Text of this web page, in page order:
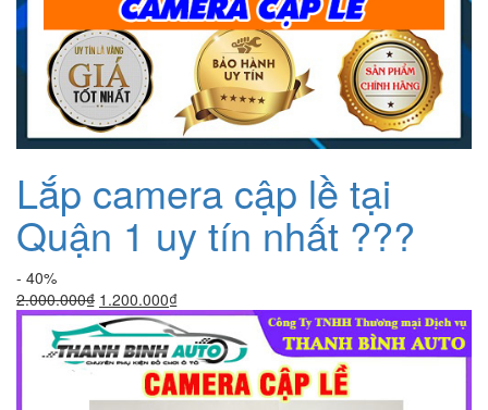
Lắp camera cập lề tại
Quận 1 uy tín nhất ???
- 40%
2.000.000₫ Giá
gốc
là:
2.000.000₫.
1.200.000₫Giá
hiện
tại
là:
1.200.000₫.